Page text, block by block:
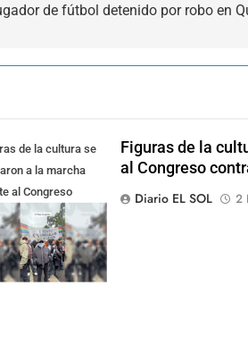
de fútbol detenido por robo en
de la cultura se
a la marcha
al Congreso
la Ley de
Privada
Figuras de la
al Congreso
Diario EL SOL
2